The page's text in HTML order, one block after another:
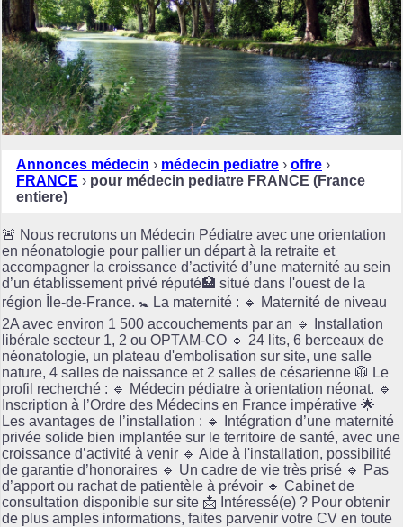
Annonces médecin › médecin pediatre › offre ›
FRANCE › pour médecin pediatre FRANCE (France
entiere)
🚨 Nous recrutons un Médecin Pédiatre avec une orientation
en néonatologie pour pallier un départ à la retraite et
accompagner la croissance d’activité d’une maternité au sein
d’un établissement privé réputé🏥 situé dans l'ouest de la
région Île-de-France. 🚼 La maternité : 🔹 Maternité de niveau
2A avec environ 1 500 accouchements par an 🔹 Installation
libérale secteur 1, 2 ou OPTAM-CO 🔹 24 lits, 6 berceaux de
néonatologie, un plateau d'embolisation sur site, une salle
nature, 4 salles de naissance et 2 salles de césarienne 🥼 Le
profil recherché : 🔹 Médecin pédiatre à orientation néonat. 🔹
Inscription à l’Ordre des Médecins en France impérative 🌟
Les avantages de l’installation : 🔹 Intégration d’une maternité
privée solide bien implantée sur le territoire de santé, avec une
croissance d’activité à venir 🔹 Aide à l'installation, possibilité
de garantie d’honoraires 🔹 Un cadre de vie très prisé 🔹 Pas
d’apport ou rachat de patientèle à prévoir 🔹 Cabinet de
consultation disponible sur site 📩 Intéressé(e) ? Pour obtenir
de plus amples informations, faites parvenir votre CV en toute